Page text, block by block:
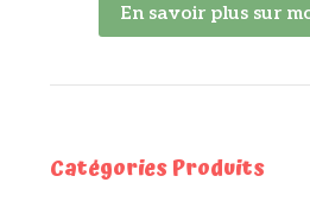
En savoir plus sur
Catégories Produits